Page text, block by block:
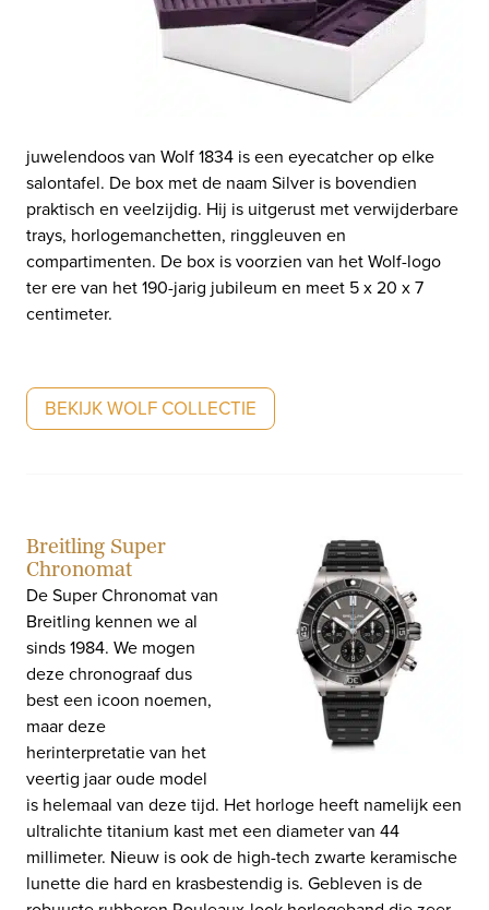
juwelendoos van Wolf 1834 is een eyecatcher op elke
salontafel. De box met de naam Silver is bovendien
praktisch en veelzijdig. Hij is uitgerust met verwijderbare
trays, horlogemanchetten, ringgleuven en
compartimenten. De box is voorzien van het Wolf-logo
ter ere van het 190-jarig jubileum en meet 5 x 20 x 7
centimeter.
BEKIJK WOLF COLLECTIE
Breitling Super
Chronomat
De Super Chronomat van
Breitling kennen we al
sinds 1984. We mogen
deze chronograaf dus
best een icoon noemen,
maar deze
herinterpretatie van het
veertig jaar oude model
is helemaal van deze tijd. Het horloge heeft namelijk een
ultralichte titanium kast met een diameter van 44
millimeter. Nieuw is ook de high-tech zwarte keramische
lunette die hard en krasbestendig is. Gebleven is de